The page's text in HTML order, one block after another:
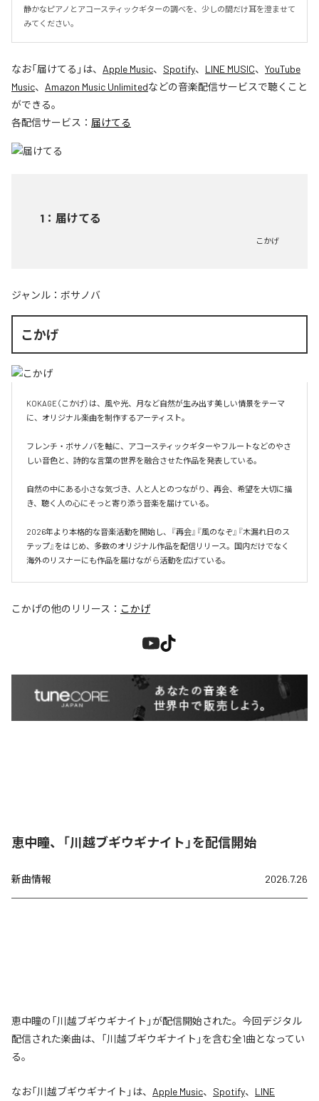
静かなピアノとアコースティックギターの調べを、少しの間だけ耳を澄ませて
みてください。
なお「届けてる 」は、 Apple Music、 Spotify、 LINE MUSIC、 YouTube
Music、 Amazon Music Unlimitedなどの音楽配信サービスで聴くこと
ができる。
各配信サービス： 届けてる
1 ： 届けてる
こかげ
ジャンル： ボサノバ
こかげ
KOKAGE（こかげ）は、風や光、月など自然が生み出す美しい情景をテーマ
に、オリジナル楽曲を制作するアーティスト。
フレンチ・ボサノバを軸に、アコースティックギターやフルートなどのやさ
しい音色と、詩的な言葉の世界を融合させた作品を発表している。
自然の中にある小さな気づき、人と人とのつながり、再会、希望を大切に描
き、聴く人の心にそっと寄り添う音楽を届けている。
2026年より本格的な音楽活動を開始し、『再会』『風のなぞ』『木漏れ日のス
テップ』をはじめ、多数のオリジナル作品を配信リリース。国内だけでなく
海外のリスナーにも作品を届けながら活動を広げている。
こかげの他のリリース： こかげ
恵中瞳、「川越ブギウギナイト」を配信開始
新曲情報 2026.7.26
恵中瞳の「川越ブギウギナイト」が配信開始された。今回デジタル
配信された楽曲は、「川越ブギウギナイト」を含む全1曲となってい
る。
なお「川越ブギウギナイト 」は、 Apple Music、 Spotify、 LINE